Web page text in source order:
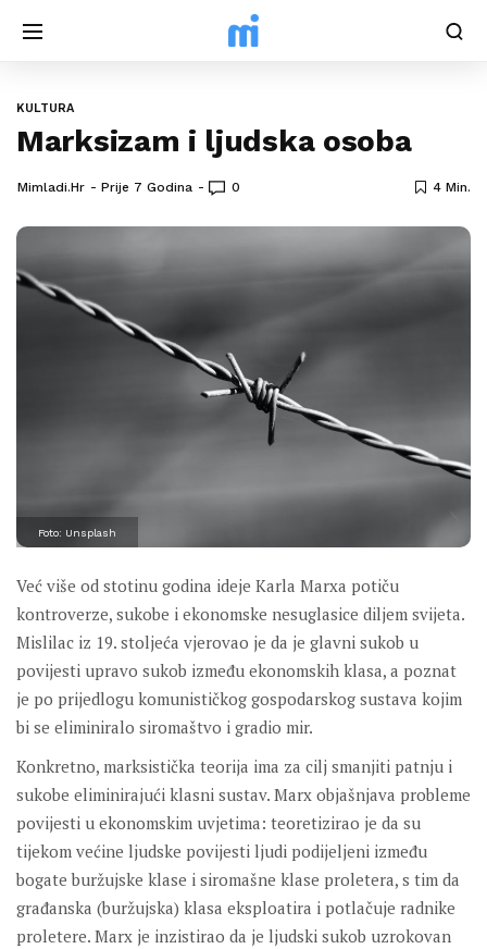
KULTURA
Marksizam i ljudska osoba
Mimladi.hr Prije 7 Godina 0 4 Min.
Foto: Unsplash
Već više od stotinu godina ideje Karla Marxa potiču
kontroverze, sukobe i ekonomske nesuglasice diljem svijeta.
Mislilac iz 19. stoljeća vjerovao je da je glavni sukob u
povijesti upravo sukob između ekonomskih klasa, a poznat
je po prijedlogu komunističkog gospodarskog sustava kojim
bi se eliminiralo siromaštvo i gradio mir.
Konkretno, marksistička teorija ima za cilj smanjiti patnju i
sukobe eliminirajući klasni sustav. Marx objašnjava probleme
povijesti u ekonomskim uvjetima: teoretizirao je da su
tijekom većine ljudske povijesti ljudi podijeljeni između
bogate buržujske klase i siromašne klase proletera, s tim da
građanska (buržujska) klasa eksploatira i potlačuje radnike
proletere. Marx je inzistirao da je ljudski sukob uzrokovan